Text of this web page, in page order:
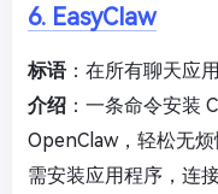
6. EasyClaw
标语：在所有聊天应
介绍 ：一条命令安
OpenClaw，轻松无
需安装应用程序，连